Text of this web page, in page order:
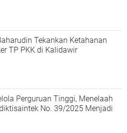
Tekankan Ketahanan
TP PKK di Kalidawir
Perguruan Tinggi, Menelaah
No. 39/2025 Menjadi